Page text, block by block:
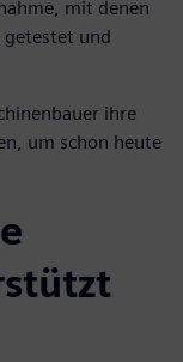
mit denen
getestet und
ihre
um schon heute